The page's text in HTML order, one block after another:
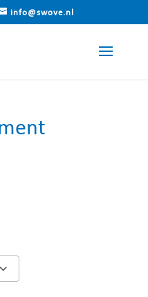
info@swove.nl